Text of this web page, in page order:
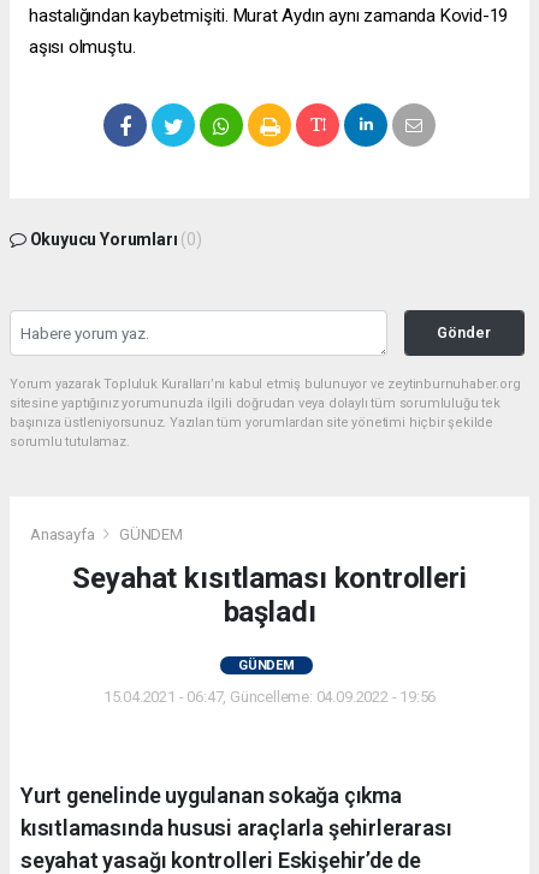
hastalığından kaybetmişiti. Murat Aydın aynı zamanda Kovid-19
aşısı olmuştu.
Okuyucu Yorumları (0)
Gönder
Yorum yazarak Topluluk Kuralları’nı kabul etmiş bulunuyor ve zeytinburnuhaber.org
sitesine yaptığınız yorumunuzla ilgili doğrudan veya dolaylı tüm sorumluluğu tek
başınıza üstleniyorsunuz. Yazılan tüm yorumlardan site yönetimi hiçbir şekilde
sorumlu tutulamaz.
Anasayfa GÜNDEM
Seyahat kısıtlaması kontrolleri
başladı
GÜNDEM
15.04.2021 - 06:47, Güncelleme: 04.09.2022 - 19:56
Yurt genelinde uygulanan sokağa çıkma
kısıtlamasında hususi araçlarla şehirlerarası
seyahat yasağı kontrolleri Eskişehir’de de